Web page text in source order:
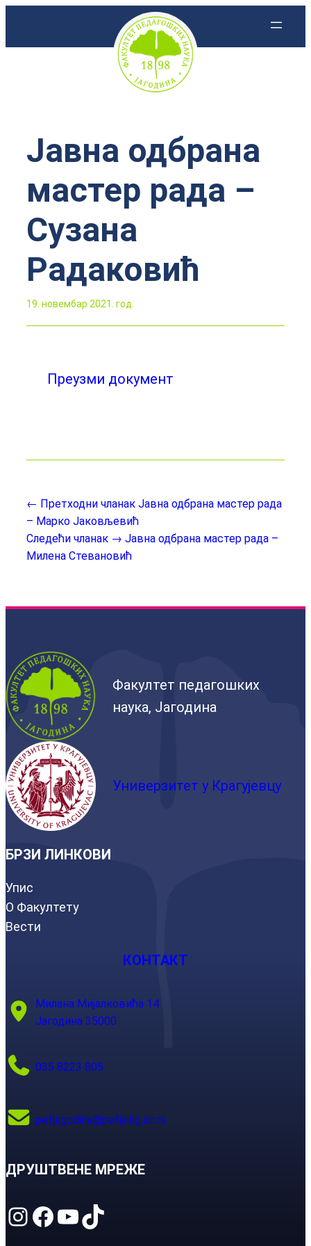
Јавна одбрана
мастер рада –
Сузанa
Радаковић
19. новембар 2021. год.
Преузми документ
← Претходни чланак Јавна одбрана мастер рада
– Маркo Јаковљевић
Следећи чланак → Јавна одбрана мастер рада –
Милена Стевановић
Факултет педагошких
наука, Јагодина
Универзитет у Крагујевцу
БРЗИ ЛИНКОВИ
Упис
О Факултету
Вести
КОНТАКТ
Милана Мијалковића 14
Јагодина 35000
035 8223 805
pefjagodina@pefja.kg.ac.rs
ДРУШТВЕНЕ МРЕЖЕ
Instagram Facebook YouTube TikTok